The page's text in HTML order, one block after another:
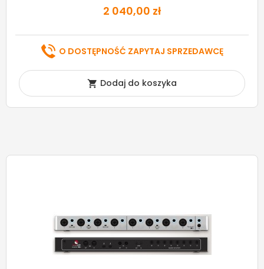
2 040,00 zł
O DOSTĘPNOŚĆ ZAPYTAJ SPRZEDAWCĘ
 Dodaj do koszyka